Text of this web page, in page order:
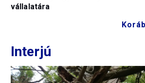
vállalatára
Interjú